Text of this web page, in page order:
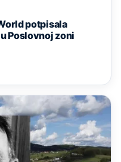
potpisala
Poslovnoj zoni